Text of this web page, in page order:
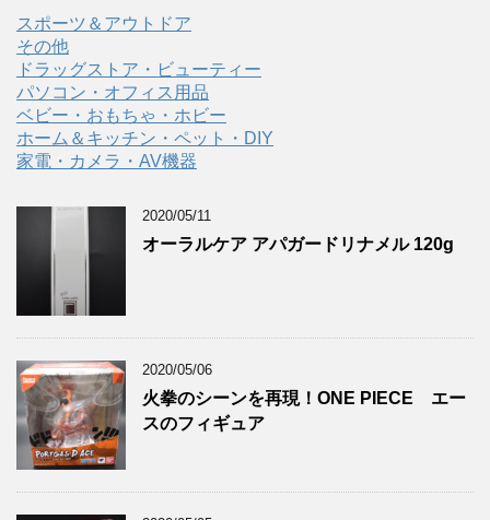
スポーツ＆アウトドア
その他
ドラッグストア・ビューティー
パソコン・オフィス用品
ベビー・おもちゃ・ホビー
ホーム＆キッチン・ペット・DIY
家電・カメラ・AV機器
2020/05/11
オーラルケア アパガードリナメル 120g
2020/05/06
火拳のシーンを再現！ONE PIECE エー
スのフィギュア